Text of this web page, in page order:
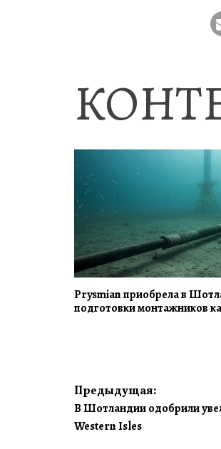
Prysmian приобрела в
подготовки монтажников
Навигация
по
Предыдущая:
В Шотландии одобрили
Western Isles